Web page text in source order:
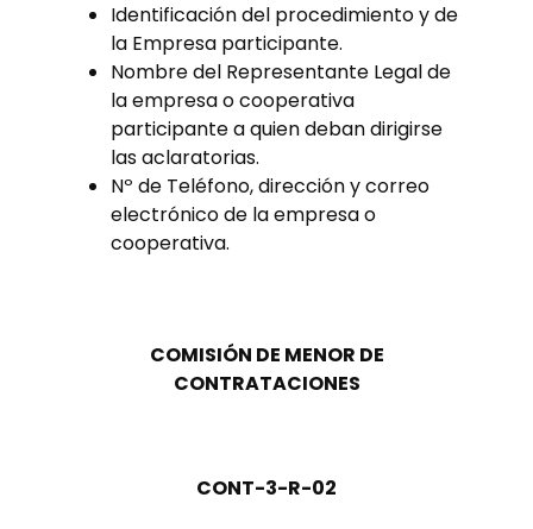
Identificación del procedimiento y de
la Empresa participante.
Nombre del Representante Legal de
la empresa o cooperativa
participante a quien deban dirigirse
las aclaratorias.
Nº de Teléfono, dirección y correo
electrónico de la empresa o
cooperativa.
COMISIÓN DE MENOR DE
CONTRATACIONES
CONT-3-R-02